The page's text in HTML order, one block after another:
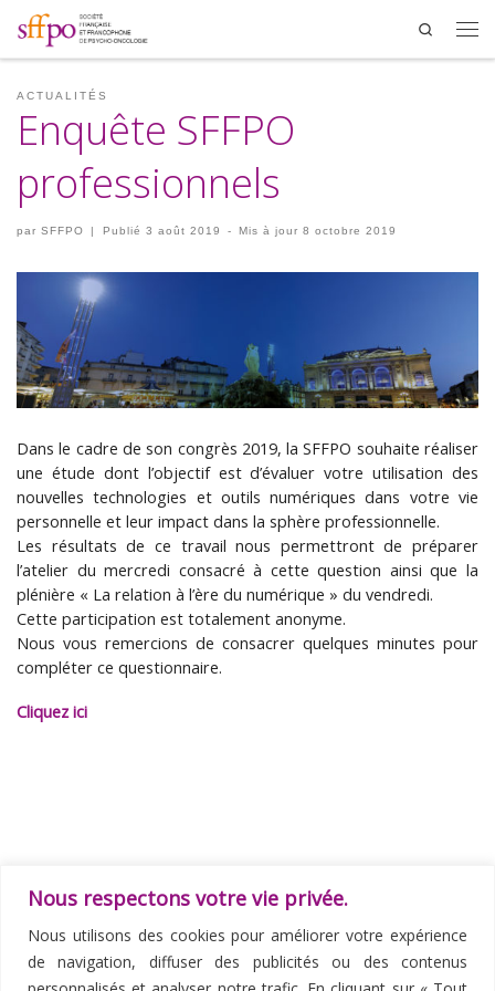
Nous respectons votre vie privée.
Nous utilisons des cookies pour améliorer votre expérience
de navigation, diffuser des publicités ou des contenus
Search
ACTUALITÉS
Enquête SFFPO
professionnels
par SFFPO | Publié 3 août 2019 - Mis à jour 8 octobre 2019
Dans le cadre de son congrès 2019, la SFFPO souhaite réaliser
une étude dont l’objectif est d’évaluer votre utilisation des
nouvelles technologies et outils numériques dans votre vie
personnelle et leur impact dans la sphère professionnelle.
Les résultats de ce travail nous permettront de préparer
l’atelier du mercredi consacré à cette question ainsi que la
plénière « La relation à l’ère du numérique » du vendredi.
Cette participation est totalement anonyme.
Nous vous remercions de consacrer quelques minutes pour
compléter ce questionnaire.
Cliquez ici
Parcourir les articles
Article précédent
CONGRÈS SFFPO 2019 : DÉCOUVREZ LE PROGRAMME DES ATELIERS PRÉ-CONGRÈS
RETOUR À LA LISTE DES BUREAU ET CONSEIL D’ADMINISTRATION 2020-2022